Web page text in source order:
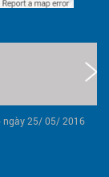
ngày 25/ 05/ 2016